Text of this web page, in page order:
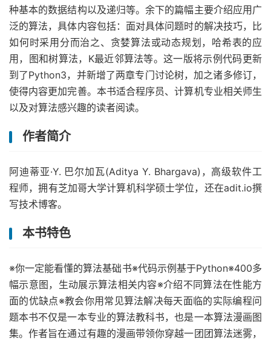
种基本的数据结构以及递归等。余下的篇幅主要介绍应用广
泛的算法，具体内容包括：面对具体问题时的解决技巧，比
如何时采用分而治之、贪婪算法或动态规划，哈希表的应
用，图和树算法，K最近邻算法等。这一版将示例代码更新
到了Python3，并新增了两章专门讨论树，加之诸多修订，
使得内容更加完善。本书适合程序员、计算机专业相关师生
以及对算法感兴趣的读者阅读。
作者简介
阿迪蒂亚·Y. 巴尔加瓦(Aditya Y. Bhargava)，高级软件工
程师，拥有芝加哥大学计算机科学硕士学位，还在adit.io撰
写技术博客。
本书特色
※你一定能看懂的算法基础书※代码示例基于Python※400多
幅示意图，生动展示算法相关内容※介绍不同算法在性能方
面的优缺点※教会你用常见算法解决每天面临的实际编程问
题本书不仅是一本专业的算法教科书，也是一本算法漫画图
集。作者旨在通过有趣的漫画带领你穿越一团团算法迷雾，